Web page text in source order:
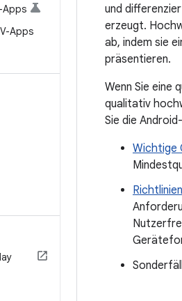
Apps
Apps
und
erzeugt.
ab, indem sie
präsentieren.
Wenn Sie eine
qualitativ
Sie die
Wichtige